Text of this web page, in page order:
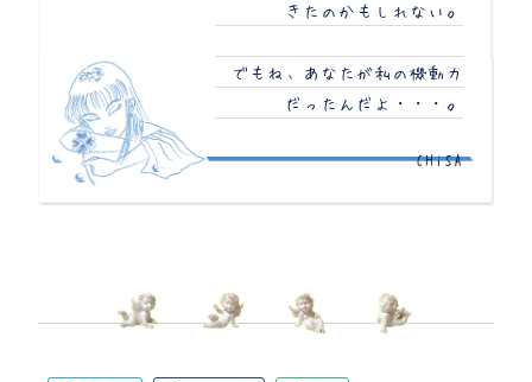
きたのかもしれない。
でもね、あなたが私の機動力
だったんだよ・・・。
CHiSA